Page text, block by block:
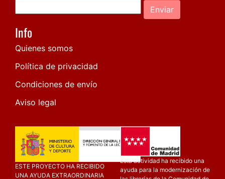
Enviar
Info
Quienes somos
Política de privacidad
Condiciones de envío
Aviso legal
ESTE PROYECTO HA RECIBIDO
UNA AYUDA EXTRAORDINARIA
Esta actividad ha recibido una
ayuda para la modernización de